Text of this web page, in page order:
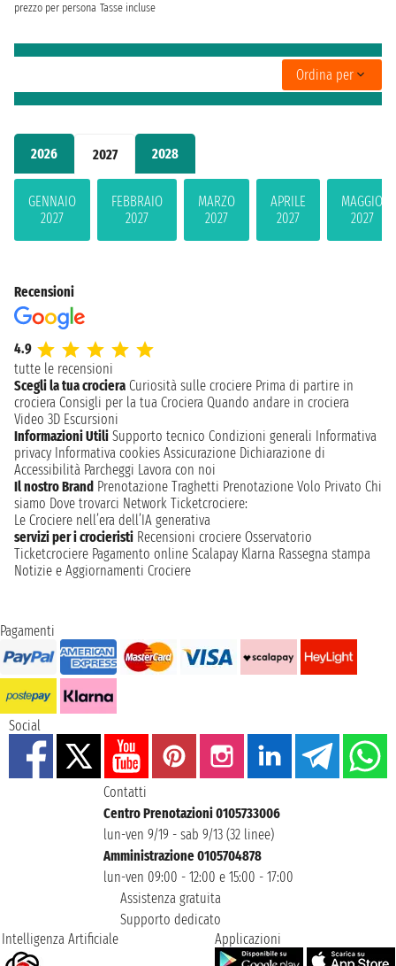
2026 2027 2028
GENNAIO
2027
FEBBRAIO
2027
MARZO
2027
APRILE
2027
MAGGIO
2027
prezzo per persona Tasse incluse
Ordina per
Recensioni
4.9
tutte le recensioni
Scegli la tua crociera Curiosità sulle crociere Prima di partire in
crociera Consigli per la tua Crociera Quando andare in crociera
Video 3D Escursioni
Informazioni Utili Supporto tecnico Condizioni generali Informativa
privacy Informativa cookies Assicurazione Dichiarazione di
Accessibilità Parcheggi Lavora con noi
Il nostro Brand Prenotazione Traghetti Prenotazione Volo Privato Chi
siamo Dove trovarci Network Ticketcrociere:
Le Crociere nell’era dell’IA generativa
servizi per i crocieristi Recensioni crociere Osservatorio
Ticketcrociere Pagamento online Scalapay Klarna Rassegna stampa
Notizie e Aggiornamenti Crociere
Pagamenti
Social
Contatti
Centro Prenotazioni 0105733006
lun-ven 9/19 - sab 9/13 (32 linee)
Amministrazione 0105704878
lun-ven 09:00 - 12:00 e 15:00 - 17:00
Assistenza gratuita
Supporto dedicato
Intelligenza Artificiale
Applicazioni